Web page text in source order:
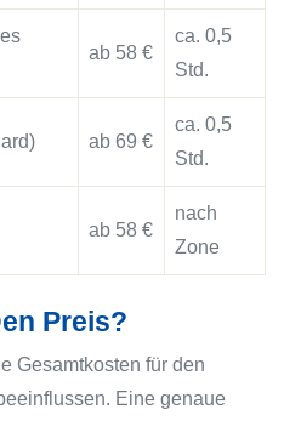
ab 58 €
ca. 0,5
Std.
ab 69 €
ca. 0,5
Std.
ab 58 €
nach
Zone
Preis?
Gesamtkosten für den
Eine genaue